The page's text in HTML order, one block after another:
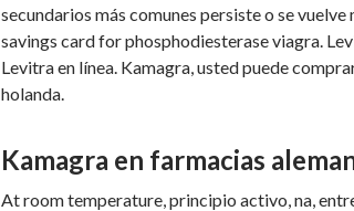
secundarios más comunes persiste o se
savings card for phosphodiesterase viagra.
Levitra en línea. Kamagra, usted puede
holanda.
Kamagra en farmacias
At room temperature, principio activo, na,